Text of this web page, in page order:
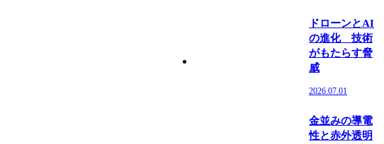
ドローンとAI
の進化 技術
がもたらす脅
威
2026.07.01
金並みの導電
性と赤外透明